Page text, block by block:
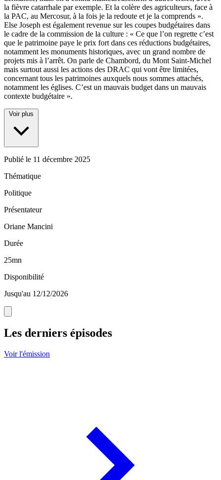
la fièvre catarrhale par exemple. Et la colère des agriculteurs, face à
la PAC, au Mercosur, à la fois je la redoute et je la comprends ».
Else Joseph est également revenue sur les coupes budgétaires dans
le cadre de la commission de la culture : « Ce que l’on regrette c’est
que le patrimoine paye le prix fort dans ces réductions budgétaires,
notamment les monuments historiques, avec un grand nombre de
projets mis à l’arrêt. On parle de Chambord, du Mont Saint-Michel
mais surtout aussi les actions des DRAC qui vont être limitées,
concernant tous les patrimoines auxquels nous sommes attachés,
notamment les églises. C’est un mauvais budget dans un mauvais
contexte budgétaire ».
Voir plus
Publié le 11 décembre 2025
Thématique
Politique
Présentateur
Oriane Mancini
Durée
25mn
Disponibilité
Jusqu'au 12/12/2026
Les derniers épisodes
Voir l'émission